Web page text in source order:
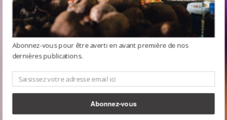
Abonnez-vous pour être averti en avant première de nos
dernières publications.
Abonnez-vous